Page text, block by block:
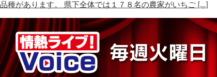
品種があります。 県下全体では１７８名の農家がいちご […]